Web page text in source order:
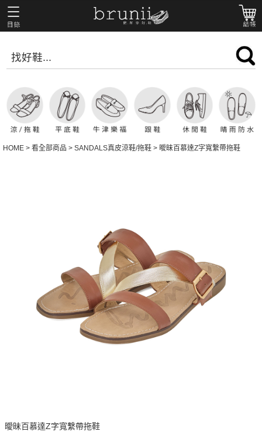
HOME > 看全部商品 > SANDALS真皮涼鞋/拖鞋 > 曖昧百慕達Z字寬繫帶拖鞋
曖昧百慕達Z字寬繫帶拖鞋